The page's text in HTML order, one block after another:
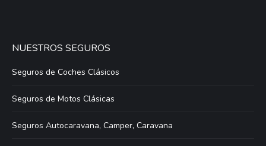
NUESTROS SEGUROS
Seguros de Coches Clásicos
Seguros de Motos Clásicas
Seguros Autocaravana, Camper, Caravana